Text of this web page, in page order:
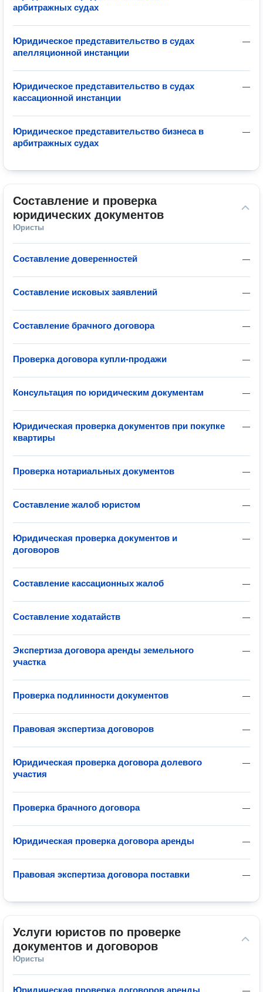
арбитражных судах
—
Юридическое представительство в судах
апелляционной инстанции
—
Юридическое представительство в судах
кассационной инстанции
—
Юридическое представительство бизнеса в
арбитражных судах
Составление и проверка
юридических документов
Юристы
—
Составление доверенностей
—
Составление исковых заявлений
—
Составление брачного договора
—
Проверка договора купли-продажи
—
Консультация по юридическим документам
—
Юридическая проверка документов при покупке
квартиры
—
Проверка нотариальных документов
—
Составление жалоб юристом
—
Юридическая проверка документов и
договоров
—
Составление кассационных жалоб
—
Составление ходатайств
—
Экспертиза договора аренды земельного
участка
—
Проверка подлинности документов
—
Правовая экспертиза договоров
—
Юридическая проверка договора долевого
участия
—
Проверка брачного договора
—
Юридическая проверка договора аренды
—
Правовая экспертиза договора поставки
Услуги юристов по проверке
документов и договоров
Юристы
Юридическая проверка договоров аренды